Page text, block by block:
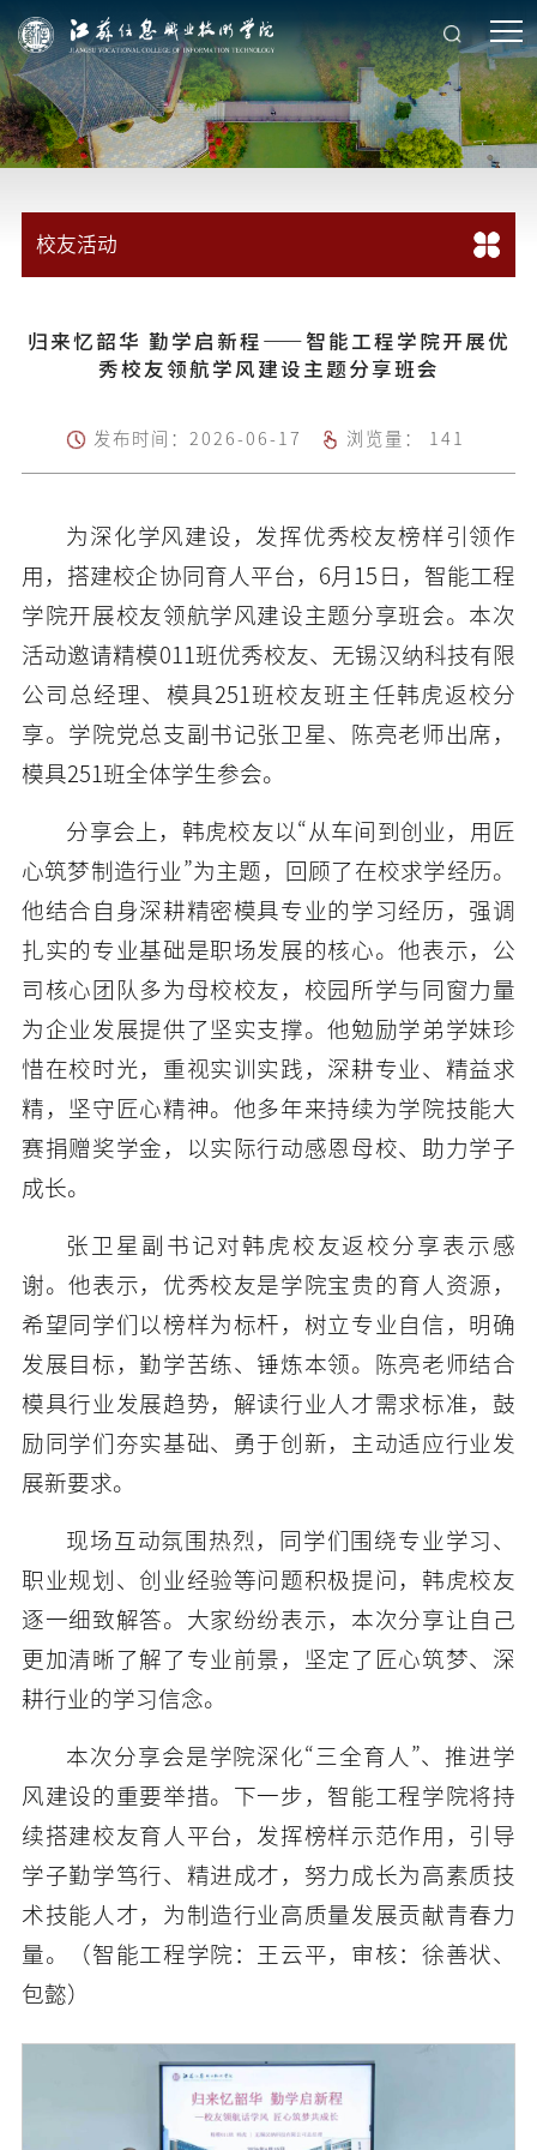
校友活动
归来忆韶华 勤学启新程——智能工程学院开展优
秀校友领航学风建设主题分享班会
发布时间：2026-06-17 浏览量： 141
为深化学风建设，发挥优秀校友榜样引领作
用，搭建校企协同育人平台，6月15日，智能工程
学院开展校友领航学风建设主题分享班会。本次
活动邀请精模011班优秀校友、无锡汉纳科技有限
公司总经理、模具251班校友班主任韩虎返校分
享。学院党总支副书记张卫星、陈亮老师出席，
模具251班全体学生参会。
分享会上，韩虎校友以“从车间到创业，用匠
心筑梦制造行业”为主题，回顾了在校求学经历。
他结合自身深耕精密模具专业的学习经历，强调
扎实的专业基础是职场发展的核心。他表示，公
司核心团队多为母校校友，校园所学与同窗力量
为企业发展提供了坚实支撑。他勉励学弟学妹珍
惜在校时光，重视实训实践，深耕专业、精益求
精，坚守匠心精神。他多年来持续为学院技能大
赛捐赠奖学金，以实际行动感恩母校、助力学子
成长。
张卫星副书记对韩虎校友返校分享表示感
谢。他表示，优秀校友是学院宝贵的育人资源，
希望同学们以榜样为标杆，树立专业自信，明确
发展目标，勤学苦练、锤炼本领。陈亮老师结合
模具行业发展趋势，解读行业人才需求标准，鼓
励同学们夯实基础、勇于创新，主动适应行业发
展新要求。
现场互动氛围热烈，同学们围绕专业学习、
职业规划、创业经验等问题积极提问，韩虎校友
逐一细致解答。大家纷纷表示，本次分享让自己
更加清晰了解了专业前景，坚定了匠心筑梦、深
耕行业的学习信念。
本次分享会是学院深化“三全育人”、推进学
风建设的重要举措。下一步，智能工程学院将持
续搭建校友育人平台，发挥榜样示范作用，引导
学子勤学笃行、精进成才，努力成长为高素质技
术技能人才，为制造行业高质量发展贡献青春力
量。（智能工程学院：王云平，审核：徐善状、
包懿）